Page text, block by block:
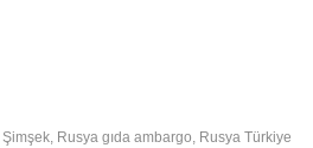
Şimşek, Rusya gıda ambargo, Rusya Türkiye